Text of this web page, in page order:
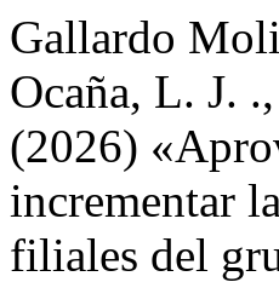
Gallardo
Ocaña, L. J.
(2026)
incrementar
filiales del